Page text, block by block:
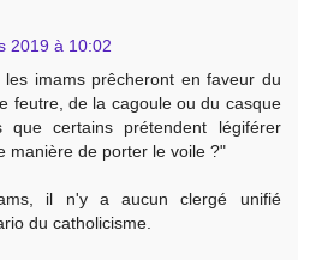
2019 à 10:02
les imams prêcheront en faveur du
feutre, de la cagoule ou du casque
que certains prétendent légiférer
manière de porter le voile ?"
il n'y a aucun clergé unifié
du catholicisme.